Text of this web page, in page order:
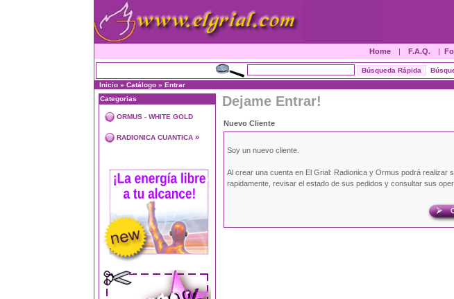
Home | F.A.Q. |
Inicio» Catálogo» Entrar
Categorias
ORMUS - WHITE GOLD
RADIONICA CUANTICA»
Dejame Entrar!
Nuevo Cliente
Soy un nuevo cliente.
Al crear una cuenta en El Grial: Radionica y Ormus podrá realizar
rapidamente, revisar el estado de sus pedidos y consultar sus